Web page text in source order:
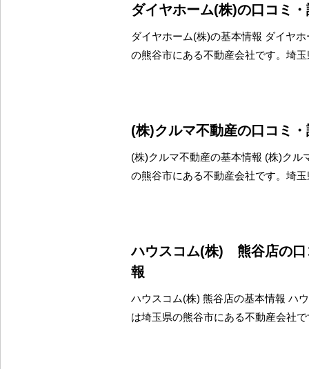
ダイヤホーム(株)の口コミ
ダイヤホーム(株)の基本情報 ダイヤ
の熊谷市にある不動産会社です。埼
(株)クルマ不動産の口コミ
(株)クルマ不動産の基本情報 (株)クル
の熊谷市にある不動産会社です。埼
ハウスコム(株) 熊谷店の口
報
ハウスコム(株) 熊谷店の基本情報 ハ
は埼玉県の熊谷市にある不動産会社